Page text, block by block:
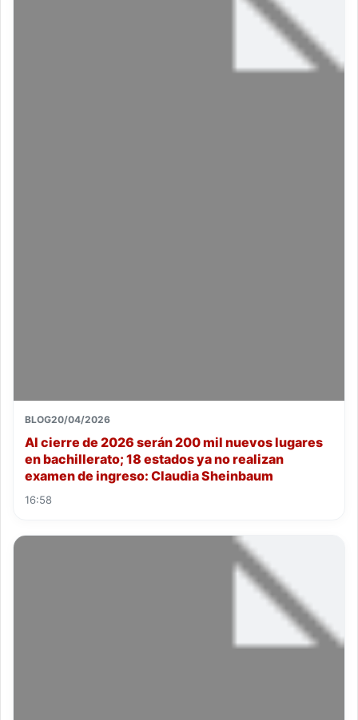
BLOG20/04/2026
Al cierre de 2026 serán 200 mil nuevos lugares
en bachillerato; 18 estados ya no realizan
examen de ingreso: Claudia Sheinbaum
16:58